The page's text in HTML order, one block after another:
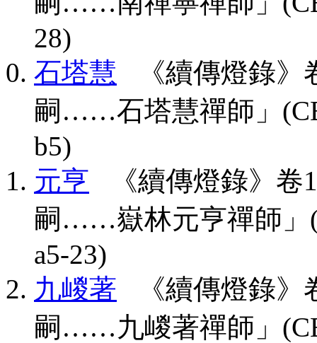
28)
石塔慧 《續傳燈錄》
嗣……石塔慧禪師」
b5)
元亨 《續傳燈錄》卷
嗣……嶽林元亨禪師」
a5-23)
九嵕著 《續傳燈錄》
嗣……九嵕著禪師」